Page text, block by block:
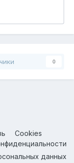
0
Cookies
данных